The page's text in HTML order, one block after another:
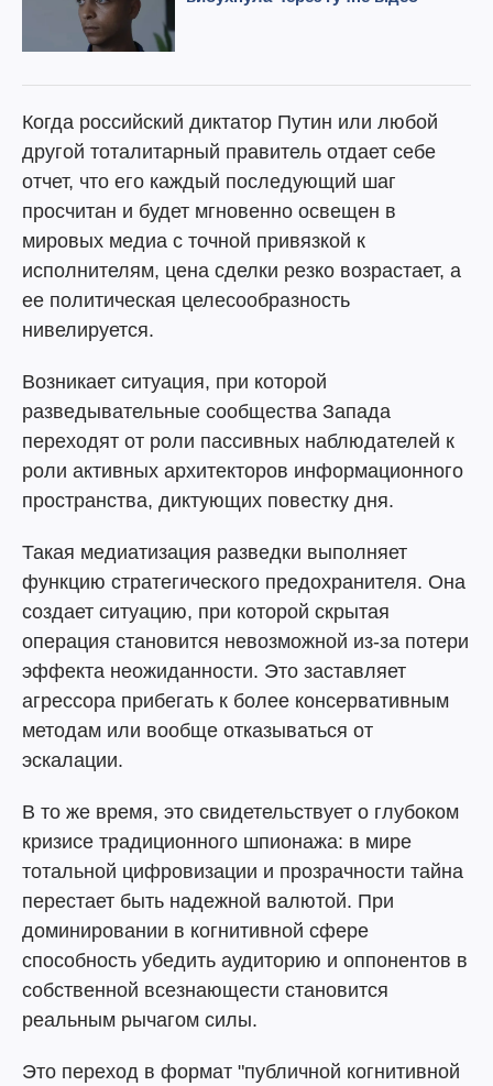
Когда российский диктатор Путин или любой
другой тоталитарный правитель отдает себе
отчет, что его каждый последующий шаг
просчитан и будет мгновенно освещен в
мировых медиа с точной привязкой к
исполнителям, цена сделки резко возрастает, а
ее политическая целесообразность
нивелируется.
Возникает ситуация, при которой
разведывательные сообщества Запада
переходят от роли пассивных наблюдателей к
роли активных архитекторов информационного
пространства, диктующих повестку дня.
Такая медиатизация разведки выполняет
функцию стратегического предохранителя. Она
создает ситуацию, при которой скрытая
операция становится невозможной из-за потери
эффекта неожиданности. Это заставляет
агрессора прибегать к более консервативным
методам или вообще отказываться от
эскалации.
В то же время, это свидетельствует о глубоком
кризисе традиционного шпионажа: в мире
тотальной цифровизации и прозрачности тайна
перестает быть надежной валютой. При
доминировании в когнитивной сфере
способность убедить аудиторию и оппонентов в
собственной всезнающести становится
реальным рычагом силы.
Это переход в формат "публичной когнитивной